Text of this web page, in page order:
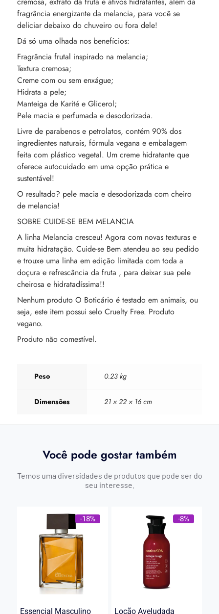
fragrância energizante da melancia, para você se
deliciar debaixo do chuveiro ou fora dele!
Dá só uma olhada nos benefícios:
Fragrância frutal inspirado na melancia;
Textura cremosa;
Creme com ou sem enxágue;
Hidrata a pele;
Manteiga de Karité e Glicerol;
Pele macia e perfumada e desodorizada.
Livre de parabenos e petrolatos, contém 90% dos
ingredientes naturais, fórmula vegana e embalagem
feita com plástico vegetal. Um creme hidratante que
oferece autocuidado em uma opção prática e
sustentável!
O resultado? pele macia e desodorizada com cheiro
de melancia!
SOBRE CUIDE-SE BEM MELANCIA
A linha Melancia cresceu! Agora com novas texturas e
muita hidratação. Cuide-se Bem atendeu ao seu pedido
e trouxe uma linha em edição limitada com toda a
doçura e refrescância da fruta , para deixar sua pele
cheirosa e hidratadíssima!!
Nenhum produto O Boticário é testado em animais, ou
seja, este item possui selo Cruelty Free. Produto
vegano.
Produto não comestível.
Peso 0.23 kg
Dimensões 21 × 22 × 16 cm
Você pode gostar também
Temos uma diversidades de produtos que pode ser do
seu interesse.
-18%
Essencial Masculino
-8%
Loção Aveludada